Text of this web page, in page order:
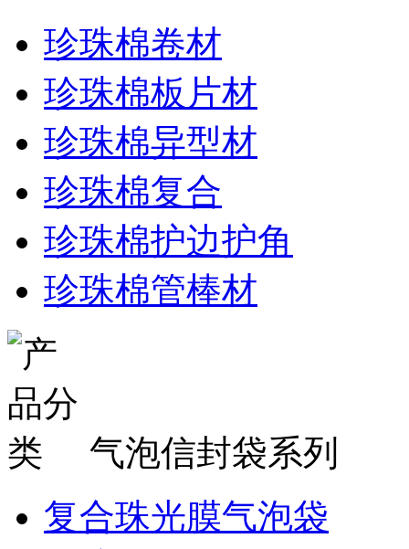
珍珠棉卷材
珍珠棉板片材
珍珠棉异型材
珍珠棉复合
珍珠棉护边护角
珍珠棉管棒材
气泡信封袋系列
复合珠光膜气泡袋